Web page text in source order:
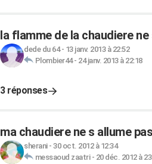
la flamme de la chaudiere ne
dede du 64- 13 janv. 2013 à 22:52
Plombier44- 24 janv. 2013 à 22:18
3 réponses
ma chaudiere ne s allume pas
sherani- 30 oct. 2012 à 12:34
messaoud zaatri- 20 déc. 2012 à